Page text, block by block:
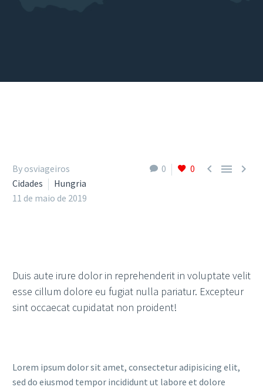
0 0   
By osviageiros
Cidades
Hungria
11 de maio de 2019
Duis aute irure dolor in reprehenderit in voluptate velit
esse cillum dolore eu fugiat nulla pariatur. Excepteur
sint occaecat cupidatat non proident!
Lorem ipsum dolor sit amet, consectetur adipisicing elit,
sed do eiusmod tempor incididunt ut labore et dolore